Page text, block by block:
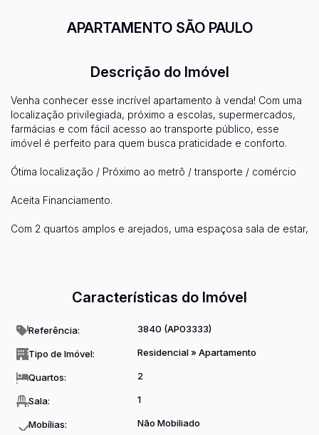
APARTAMENTO SÃO PAULO
Descrição do Imóvel
Venha conhecer esse incrível apartamento à venda! Com uma
localização privilegiada, próximo a escolas, supermercados,
farmácias e com fácil acesso ao transporte público, esse
imóvel é perfeito para quem busca praticidade e conforto.
Ótima localização / Próximo ao metrô / transporte / comércio
Aceita Financiamento.
Com 2 quartos amplos e arejados, uma espaçosa sala de estar,
como salão de festas, churrasqueira, piscina e playground,
família.
Não perca essa chance de adquirir seu novo lar! Entre em
contato conosco para agendar uma visita e se encantar com
por você!
Características do Imóvel
Referência: 3840 (AP03333)
Tipo de Imóvel: Residencial» Apartamento
Quartos: 2
Sala: 1
Mobílias: Não Mobiliado